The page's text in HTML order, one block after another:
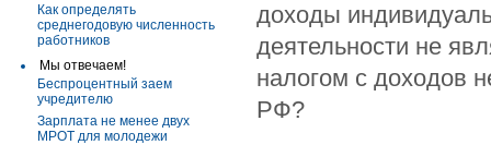
Как определять
среднегодовую численность
работников
Мы отвечаем!
Беспроцентный заем
учредителю
Зарплата не менее двух
МРОТ для молодежи
доходы
деятельности не
налогом с доходов
РФ?